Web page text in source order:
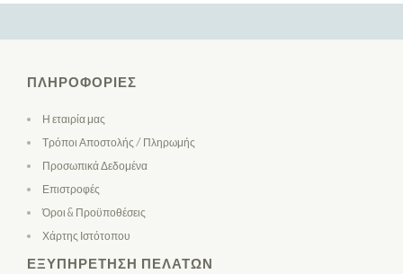
ΠΛΗΡΟΦΟΡΊΕΣ
Η εταιρία μας
Τρόποι Αποστολής / Πληρωμής
Προσωπικά Δεδομένα
Επιστροφές
Όροι & Προϋποθέσεις
Χάρτης Ιστότοπου
ΕΞΥΠΗΡΈΤΗΣΗ ΠΕΛΑΤΏΝ